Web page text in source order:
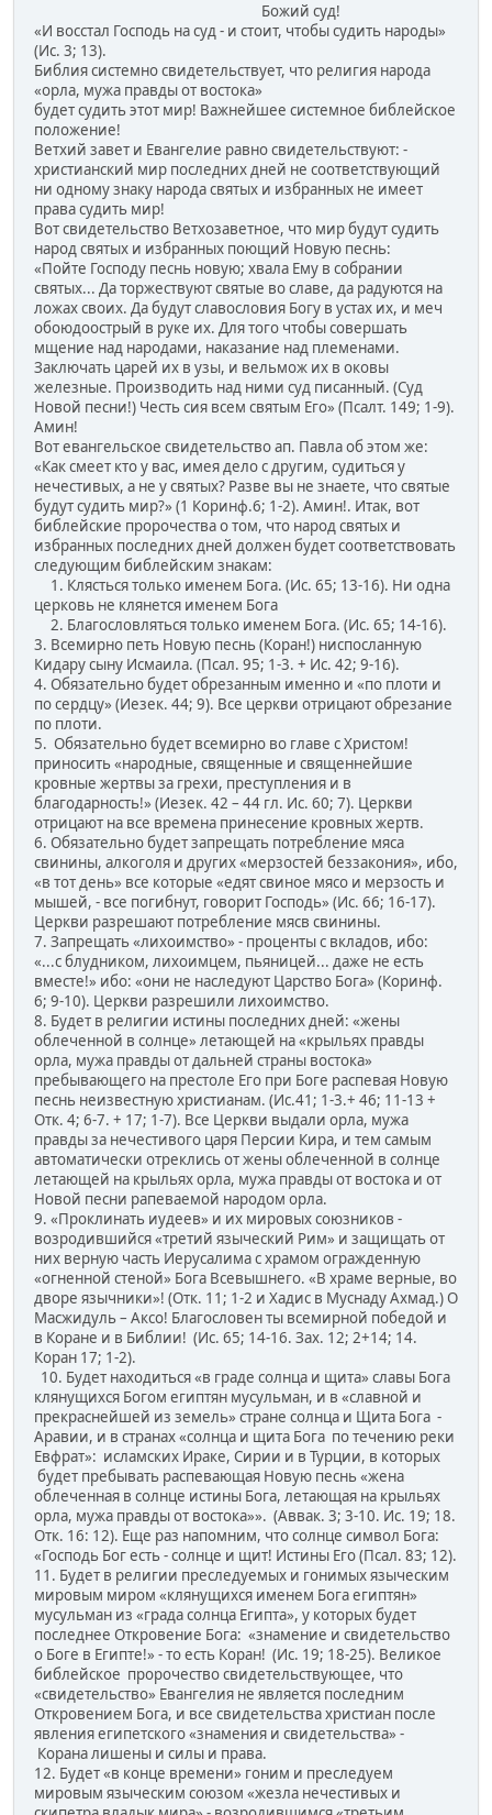
Божий суд!
«И восстал Господь на суд - и стоит, чтобы судить народы»
(Ис. 3; 13).
Библия системно свидетельствует, что религия народа
«орла, мужа правды от востока»
будет судить этот мир! Важнейшее системное библейское
положение!
Ветхий завет и Евангелие равно свидетельствуют: -
христианский мир последних дней не соответствующий
ни одному знаку народа святых и избранных не имеет
права судить мир!
Вот свидетельство Ветхозаветное, что мир будут судить
народ святых и избранных поющий Новую песнь:
«Пойте Господу песнь новую; хвала Ему в собрании
святых... Да торжествуют святые во славе, да радуются на
ложах своих. Да будут славословия Богу в устах их, и меч
обоюдоострый в руке их. Для того чтобы совершать
мщение над народами, наказание над племенами.
Заключать царей их в узы, и вельмож их в оковы
железные. Производить над ними суд писанный. (Суд
Новой песни!) Честь сия всем святым Его» (Псалт. 149; 1-9).
Амин!
Вот евангельское свидетельство ап. Павла об этом же:
«Как смеет кто у вас, имея дело с другим, судиться у
нечестивых, а не у святых? Разве вы не знаете, что святые
будут судить мир?» (1 Коринф.6; 1-2). Амин!. Итак, вот
библейские пророчества о том, что народ святых и
избранных последних дней должен будет соответствовать
следующим библейским знакам:
1. Клясться только именем Бога. (Ис. 65; 13-16). Ни одна
церковь не клянется именем Бога
2. Благословляться только именем Бога. (Ис. 65; 14-16).
3. Всемирно петь Новую песнь (Коран!) ниспосланную
Кидару сыну Исмаила. (Псал. 95; 1-3. + Ис. 42; 9-16).
4. Обязательно будет обрезанным именно и «по плоти и
по сердцу» (Иезек. 44; 9). Все церкви отрицают обрезание
по плоти.
5. Обязательно будет всемирно во главе с Христом!
приносить «народные, священные и священнейшие
кровные жертвы за грехи, преступления и в
благодарность!» (Иезек. 42 – 44 гл. Ис. 60; 7). Церкви
отрицают на все времена принесение кровных жертв.
6. Обязательно будет запрещать потребление мяса
свинины, алкоголя и других «мерзостей беззакония», ибо,
«в тот день» все которые «едят свиное мясо и мерзость и
мышей, - все погибнут, говорит Господь» (Ис. 66; 16-17).
Церкви разрешают потребление мясв свинины.
7. Запрещать «лихоимство» - проценты с вкладов, ибо:
«...с блудником, лихоимцем, пьяницей... даже не есть
вместе!» ибо: «они не наследуют Царство Бога» (Коринф.
6; 9-10). Церкви разрешили лихоимство.
8. Будет в религии истины последних дней: «жены
облеченной в солнце» летающей на «крыльях правды
орла, мужа правды от дальней страны востока»
пребывающего на престоле Его при Боге распевая Новую
песнь неизвестную христианам. (Ис.41; 1-3.+ 46; 11-13 +
Отк. 4; 6-7. + 17; 1-7). Все Церкви выдали орла, мужа
правды за нечестивого царя Персии Кира, и тем самым
автоматически отреклись от жены облеченной в солнце
летающей на крыльях орла, мужа правды от востока и от
Новой песни рапеваемой народом орла.
9. «Проклинать иудеев» и их мировых союзников -
возродившийся «третий языческий Рим» и защищать от
них верную часть Иерусалима с храмом огражденную
«огненной стеной» Бога Всевышнего. «В храме верные, во
дворе язычники»! (Отк. 11; 1-2 и Хадис в Муснаду Ахмад.) О
Масжидуль – Аксо! Благословен ты всемирной победой и
в Коране и в Библии! (Ис. 65; 14-16. Зах. 12; 2+14; 14.
Коран 17; 1-2).
10. Будет находиться «в граде солнца и щита» славы Бога
клянущихся Богом египтян мусульман, и в «славной и
прекраснейшей из земель» стране солнца и Щита Бога -
Аравии, и в странах «солнца и щита Бога по течению реки
Евфрат»: исламских Ираке, Сирии и в Турции, в которых
будет пребывать распевающая Новую песнь «жена
облеченная в солнце истины Бога, летающая на крыльях
орла, мужа правды от востока»». (Аввак. 3; 3-10. Ис. 19; 18.
Отк. 16: 12). Еще раз напомним, что солнце символ Бога:
«Господь Бог есть - солнце и щит! Истины Его (Псал. 83; 12).
11. Будет в религии преследуемых и гонимых языческим
мировым миром «клянущихся именем Бога египтян»
мусульман из «града солнца Египта», у которых будет
последнее Откровение Бога: «знамение и свидетельство
о Боге в Египте!» - то есть Коран! (Ис. 19; 18-25). Великое
библейское пророчество свидетельствующее, что
«свидетельство» Евангелия не является последним
Откровением Бога, и все свидетельства христиан после
явления египетского «знамения и свидетельства» -
Корана лишены и силы и права.
12. Будет «в конце времени» гоним и преследуем
мировым языческим союзом «жезла нечестивых и